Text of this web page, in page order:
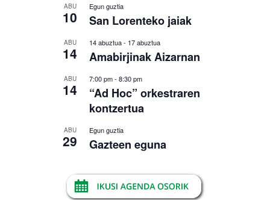
ABU
10
Egun guztia
San Lorenteko jaiak
ABU
14
14 abuztua- 17 abuztua
Amabirjinak Aizarnan
ABU
14
7:00 pm- 8:30 pm
“Ad Hoc” orkestraren
kontzertua
ABU
29
Egun guztia
Gazteen eguna